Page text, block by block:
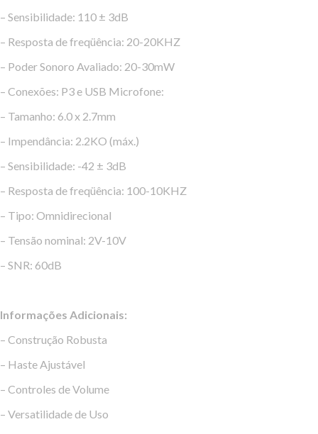
– Sensibilidade: 110 ± 3dB
– Resposta de freqüência: 20-20KHZ
– Poder Sonoro Avaliado: 20-30mW
– Conexões: P3 e USB Microfone:
– Tamanho: 6.0 x 2.7mm
– Impendância: 2.2KO (máx.)
– Sensibilidade: -42 ± 3dB
– Resposta de freqüência: 100-10KHZ
– Tipo: Omnidirecional
– Tensão nominal: 2V-10V
– SNR: 60dB
Informações Adicionais:
– Construção Robusta
– Haste Ajustável
– Controles de Volume
– Versatilidade de Uso